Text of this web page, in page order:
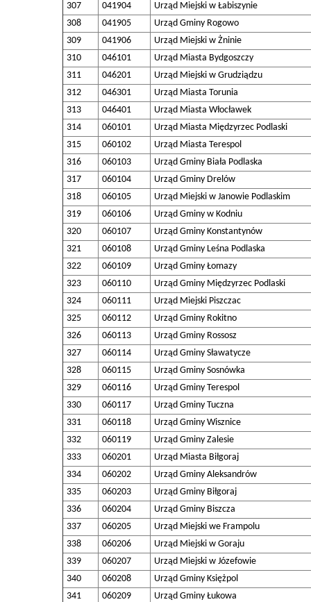
307
041904
Urząd Miejski w Łabiszynie
308
041905
Urząd Gminy Rogowo
309
041906
Urząd Miejski w Żninie
310
046101
Urząd Miasta Bydgoszczy
311
046201
Urząd Miejski w Grudziądzu
312
046301
Urząd Miasta Torunia
313
046401
Urząd Miasta Włocławek
314
060101
Urząd Miasta Międzyrzec Podlaski
315
060102
Urząd Miasta Terespol
316
060103
Urząd Gminy Biała Podlaska
317
060104
Urząd Gminy Drelów
318
060105
Urząd Miejski w Janowie Podlaskim
319
060106
Urząd Gminy w Kodniu
320
060107
Urząd Gminy Konstantynów
321
060108
Urząd Gminy Leśna Podlaska
322
060109
Urząd Gminy Łomazy
323
060110
Urząd Gminy Międzyrzec Podlaski
324
060111
Urząd Miejski Piszczac
325
060112
Urząd Gminy Rokitno
326
060113
Urząd Gminy Rossosz
327
060114
Urząd Gminy Sławatycze
328
060115
Urząd Gminy Sosnówka
329
060116
Urząd Gminy Terespol
330
060117
Urząd Gminy Tuczna
331
060118
Urząd Gminy Wisznice
332
060119
Urząd Gminy Zalesie
333
060201
Urząd Miasta Biłgoraj
334
060202
Urząd Gminy Aleksandrów
335
060203
Urząd Gminy Biłgoraj
336
060204
Urząd Gminy Biszcza
337
060205
Urząd Miejski we Frampolu
338
060206
Urząd Miejski w Goraju
339
060207
Urząd Miejski w Józefowie
340
060208
Urząd Gminy Księżpol
341
060209
Urząd Gminy Łukowa